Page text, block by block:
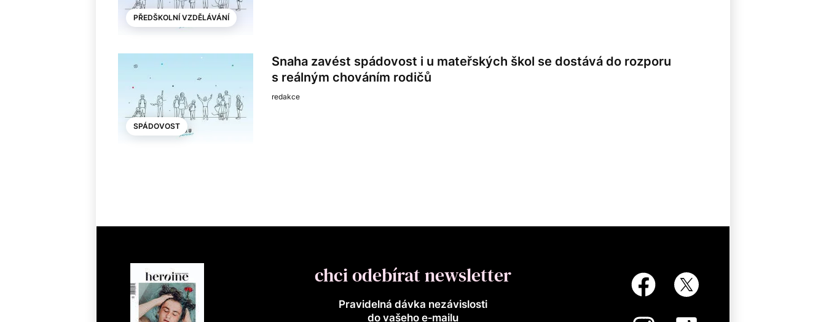
PŘEDŠKOLNÍ VZDĚLÁVÁNÍ
SPÁDOVOST
Snaha zavést spádovost i u mateřských škol se dostává do rozporu
s reálným chováním rodičů
redakce
chci odebírat newsletter
Pravidelná dávka nezávislosti
do vašeho e‑mailu